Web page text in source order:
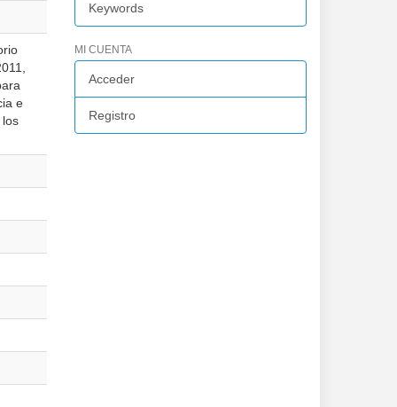
e
los
Keywords
MI CUENTA
Acceder
Registro